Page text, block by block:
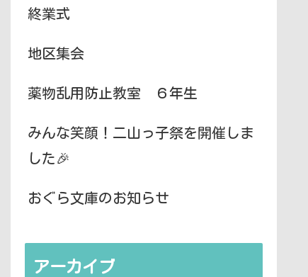
終業式
地区集会
薬物乱用防止教室 ６年生
みんな笑顔！二山っ子祭を開催しま
した🎉
おぐら文庫のお知らせ
アーカイブ